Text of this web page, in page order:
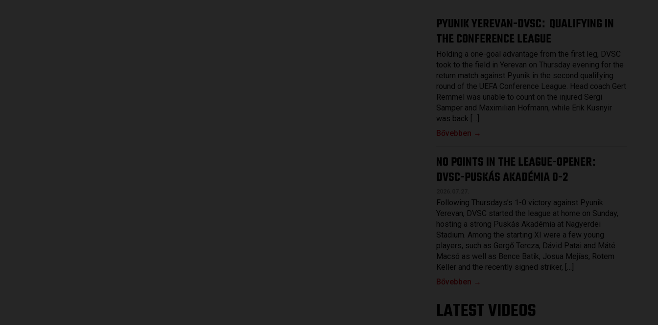
PYUNIK YEREVAN-DVSC: QUALIFYING IN
THE CONFERENCE LEAGUE
Holding a one-goal advantage from the first leg, DVSC
took to the field in Yerevan on Thursday evening for the
return match against Pyunik in the second qualifying
round of the UEFA Conference League. Head coach Gert
Remmel was unable to count on the injured Sergi
Samper and Maximilian Hofmann, while Erik Kusnyir
was back […]
Bővebben →
NO POINTS IN THE LEAGUE-OPENER:
DVSC-PUSKÁS AKADÉMIA 0-2
Following Thursdays’s 1-0 victory against Pyunik
Yerevan, DVSC started the league at home on Sunday,
hosting a strong Puskás Akadémia at Nagyerdei
Stadium. Among the starting XI were a few young
players, such as Gergő Tercza, Dávid Patai and Máté
Macsó as well as Bence Batik, Josua Mejías, Rotem
Keller and the recently signed striker, […]
Bővebben →
LATEST VIDEOS